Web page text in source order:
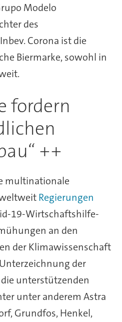
Modelo
des
Corona ist die
Biermarke, sowohl in
fordern
++
multinationale
Regierungen
19-Wirtschaftshilfe-
an den
der Klimawissenschaft
der
unterstützenden
unter anderem Astra
Grundfos, Henkel,